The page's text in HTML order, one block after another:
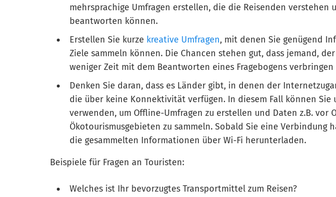
mehrsprachige Umfragen erstellen, die die Reisenden verstehen
beantworten können.
Erstellen Sie kurze kreative Umfragen, mit denen Sie genügend
Ziele sammeln können. Die Chancen stehen gut, dass jemand,
weniger Zeit mit dem Beantworten eines Fragebogens
Denken Sie daran, dass es Länder gibt, in denen der
die über keine Konnektivität verfügen. In diesem Fall können Sie
verwenden, um Offline-Umfragen zu erstellen und Daten z.B. vor
Ökotourismusgebieten zu sammeln. Sobald Sie eine Verbindung
die gesammelten Informationen über Wi-Fi herunterladen.
Beispiele für Fragen an Touristen:
Welches ist Ihr bevorzugtes Transportmittel zum Reisen?